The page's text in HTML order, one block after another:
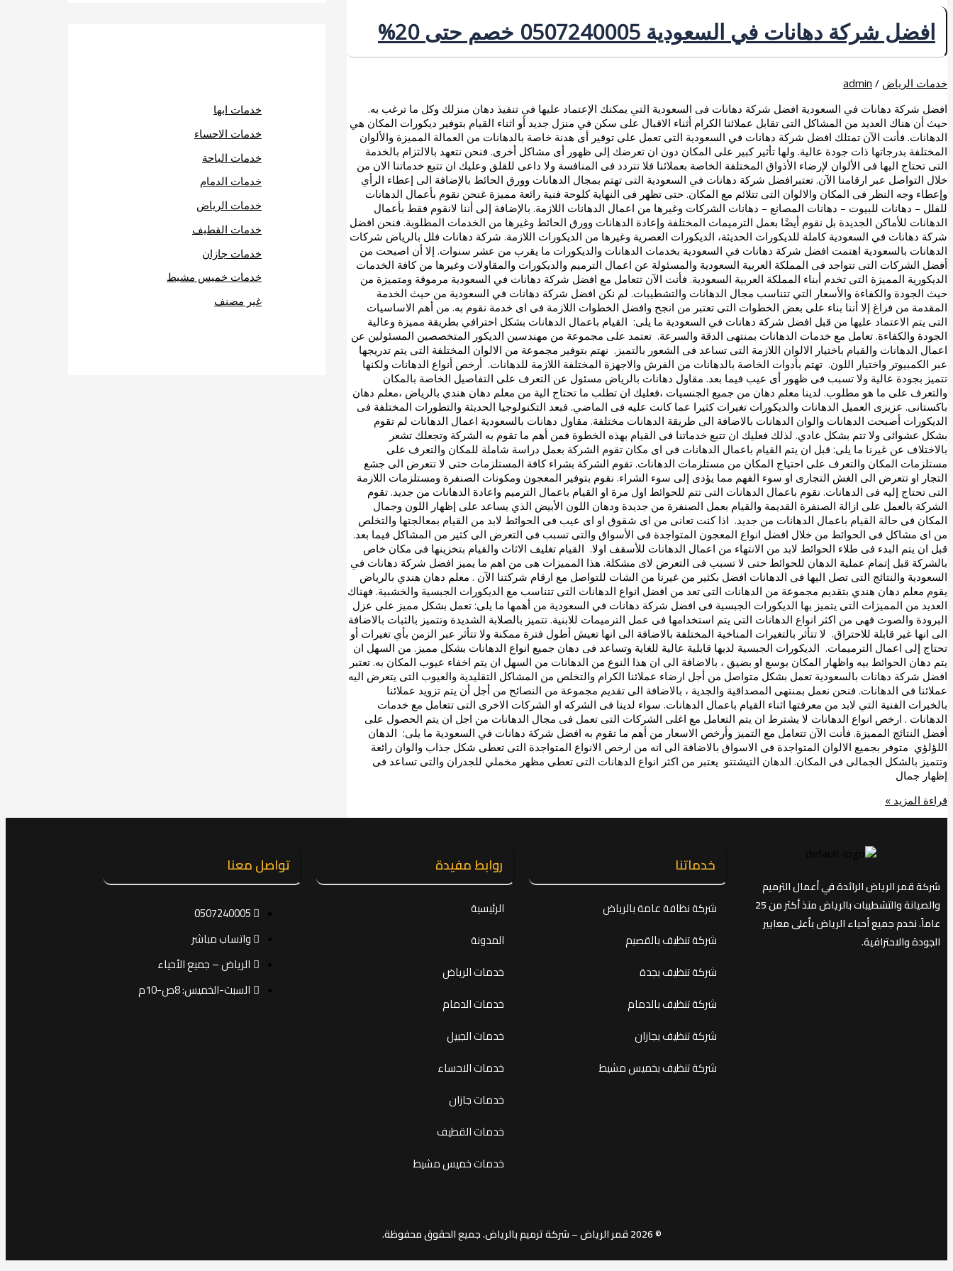
افضل شركة دهانات في السعودية 0507240005 خصم حتى 20%
خدمات الرياض /
admin
افضل شركة دهانات في السعودية افضل شركة دهانات فى السعودية التي يمكنك الإعتماد عليها في تنفيذ دهان منزلك وكل ما ترغب به.
حيث أن هناك العديد من المشاكل التى تقابل عملائنا الكرام أثناء الاقبال على سكن في منزل جديد أو اثناء القيام بتوفير ديكورات المكان هي
الدهانات. فأنت الآن تمتلك افضل شركة دهانات في السعودية التى تعمل على توفير أى هدنة خاصة بالدهانات من العمالة المميزة والألوان
المختلفة بدرجاتها ذات جودة عالية. ولها تأثير كبير على المكان دون ان تعرضك إلى ظهور أى مشاكل أخرى. فنحن نتعهد بالالتزام بالخدمة
التى تحتاج اليها فى الألوان لإرضاء الأذواق المختلفة الخاصة بعملائنا فلا تتردد فى المنافسة ولا داعى للقلق وعليك ان تتبع خدماتنا الان من
خلال التواصل عبر ارقامنا الآن. تعتبرافضل شركة دهانات في السعودية التى تهتم بمجال الدهانات وورق الحائط بالإضافة الى إعطاء الرأي
وإعطاء وجه النظر فى المكان والالوان التى تتلائم مع المكان. حتى تظهر فى النهاية كلوحة فنية رائعة مميزة غنحن نقوم بأعمال الدهانات
للفلل – دهانات للبيوت – دهانات المصانع – دهانات الشركات وغيرها من اعمال الدهانات اللازمة. بالإضافة إلى أننا لانقوم فقط بأعمال
الدهانات للأماكن الجديدة بل نقوم أيضًا بعمل الترميمات المختلفة وإعادة الدهانات وورق الحائط وغيرها من الخدمات المطلوبة. فنحن افضل
شركة دهانات في السعودية كاملة للديكورات الحديثة، الديكورات العصرية وغيرها من الديكورات اللازمة. شركة دهانات فلل بالرياض شركات
الدهانات بالسعودية اهتمت افضل شركة دهانات في السعودية بخدمات الدهانات والديكورات ما يقرب من عشر سنوات. إلا أن اصبحت من
أفضل الشركات التى تتواجد فى المملكة العربية السعودية والمسئولة عن اعمال الترميم والديكورات والمقاولات وغيرها من كافة الخدمات
الديكورية المميزة التى تخدم أبناء المملكة العربية السعودية. فأنت الآن تتعامل مع افضل شركة دهانات في السعودية مرموقة ومتميزة من
حيث الجودة والكفاءة والأسعار التي تتناسب مجال الدهانات والتشطيبات. لم نكن افضل شركة دهانات في السعودية من حيث الخدمة
المقدمة من فراغ إلا أننا بناء على بعض الخطوات التى تعتبر من انجح وافضل الخطوات اللازمة فى اى خدمة نقوم به. من أهم الاساسيات
التى يتم الاعتماد عليها من قبل افضل شركة دهانات في السعودية ما يلى: القيام باعمال الدهانات بشكل احترافي بطريقة مميزة وعالية
الجودة والكفاءة. تعامل مع خدمات الدهانات بمنتهى الدقة والسرعة. تعتمد على مجموعة من مهندسين الديكور المتخصصين المسئولين عن
اعمال الدهانات والقيام باختيار الالوان اللازمة التى تساعد فى الشعور بالتميز. نهتم بتوفير مجموعة من الالوان المختلفة التى يتم تدريجها
عبر الكمبيوتر واختيار اللون. تهتم بأدوات الخاصة بالدهانات من الفرش والاجهزة المختلفة اللازمة للدهانات. أرخص أنواع الدهانات ولكنها
تتميز بجودة عالية ولا تسبب فى ظهور أى عيب فيما بعد. مقاول دهانات بالرياض مسئول عن التعرف على التفاصيل الخاصة بالمكان
والتعرف على ما هو مطلوب. لدينا معلم دهان من جميع الجنسيات ،فعليك ان تطلب ما تحتاج الية من معلم دهان هندي بالرياض ،معلم دهان
باكستانى. عزيزى العميل الدهانات والديكورات تغيرات كثيرا عما كانت عليه فى الماضي. فبعد التكنولوجيا الحديثة والتطورات المختلفة فى
الديكورات أصبحت الدهانات والوان الدهانات بالاضافة الى طريقة الدهانات مختلفة. مقاول دهانات بالسعودية اعمال الدهانات لم تقوم
بشكل عشوائى ولا تتم بشكل عادي. لذلك فعليك ان تتبع خدماتنا فى القيام بهذه الخطوة فمن أهم ما تقوم به الشركة وتجعلك تشعر
بالاختلاف عن غيرنا ما يلى: قبل ان يتم القيام باعمال الدهانات فى اى مكان تقوم الشركة بعمل دراسة شاملة للمكان والتعرف على
مستلزمات المكان والتعرف على احتياج المكان من مستلزمات الدهانات. تقوم الشركة بشراء كافة المستلزمات حتى لا تتعرض الى جشع
التجار او تتعرض الى الغش التجارى او سوء الفهم مما يؤدى إلى سوء الشراء. نقوم بتوفير المعجون ومكونات الصنفرة ومستلزمات اللازمة
التى تحتاج إليه فى الدهانات. نقوم باعمال الدهانات التى تتم للحوائط اول مرة او القيام باعمال الترميم واعادة الدهانات من جديد. تقوم
الشركة بالعمل على ازالة الصنفرة القديمة والقيام بعمل الصنفرة من جديدة ودهان اللون الأبيض الذي يساعد على إظهار اللون وجمال
المكان فى حالة القيام باعمال الدهانات من جديد. اذا كنت تعانى من اى شقوق او اى عيب فى الحوائط لابد من القيام بمعالجتها والتخلص
من اى مشاكل فى الحوائط من خلال افضل انواع المعجون المتواجدة فى الأسواق والتى تسبب فى التعرض الى كثير من المشاكل فيما بعد.
قبل ان يتم البدء فى طلاء الحوائط لابد من الانتهاء من اعمال الدهانات للأسقف اولا. القيام تغليف الاثاث والقيام بتخزينها فى مكان خاص
بالشركة قبل إتمام عملية الدهان للحوائط حتى لا تسبب فى التعرض لاى مشكلة. هذا المميزات هى من اهم ما يميز افضل شركة دهانات في
السعودية والنتائج التى تصل اليها فى الدهانات افضل بكثير من غيرنا من الشات للتواصل مع ارقام شركتنا الآن . معلم دهان هندي بالرياض
يقوم معلم دهان هندي بتقديم مجموعة من الدهانات التى تعد من افضل انواع الدهانات التى تتناسب مع الديكورات الجبسية والخشبية. فهناك
العديد من المميزات التى يتميز بها الديكورات الجبسية فى افضل شركة دهانات في السعودية من أهمها ما يلى: تعمل بشكل مميز على عزل
البرودة والصوت فهى من اكثر انواع الدهانات التى يتم استخدامها فى عمل الترميمات للابنية. تتميز بالصلابة الشديدة وتتميز بالثبات بالاضافة
الى انها غير قابلة للاحتراق. لا تتأثر بالتغيرات المناخية المختلفة بالاضافة الى انها تعيش أطول فترة ممكنة ولا تتأثر عبر الزمن بأي تغيرات أو
تحتاج إلى اعمال الترميمات. الديكورات الجبسية لديها قابلية عالية للغاية وتساعد فى دهان جميع انواع الدهانات بشكل مميز. من السهل ان
يتم دهان الحوائط بيه واظهار المكان بوسع او بضيق ، بالاضافة الى ان هذا النوع من الدهانات من السهل ان يتم اخفاء عيوب المكان به. تعتبر
افضل شركة دهانات بالسعودية تعمل بشكل متواصل من أجل ارضاء عملائنا الكرام والتخلص من المشاكل التقليدية والعيوب التى يتعرض اليه
عملائنا فى الدهانات. فنحن نعمل بمنتهى المصداقية والجدية ، بالاضافة الى تقديم مجموعة من النصائح من أجل أن يتم تزويد عملائنا
بالخبرات الفنية التي لابد من معرفتها اثناء القيام باعمال الدهانات. سواء لدينا فى الشركه او الشركات الاخرى التى تتعامل مع خدمات
الدهانات . ارخص انواع الدهانات لا يشترط ان يتم التعامل مع اغلى الشركات التى تعمل فى مجال الدهانات من اجل ان يتم الحصول على
أفضل النتائج المميزة. فأنت الآن تتعامل مع التميز وأرخص الاسعار من أهم ما تقوم به افضل شركة دهانات في السعودية ما يلى: الدهان
اللؤلؤي متوفر بجميع الالوان المتواجدة فى الاسواق بالاضافة الى انه من ارخص الانواع المتواجدة التى تعطى شكل جذاب والوان رائعة
وتتميز بالشكل الجمالى فى المكان. الدهان التيشتتو يعتبر من اكثر انواع الدهانات التى تعطى مظهر مخملي للجدران والتى تساعد فى
إظهار جمال
قراءة المزيد »
خدمات ابها
خدمات الاحساء
خدمات الباحة
خدمات الدمام
خدمات الرياض
خدمات القطيف
خدمات جازان
خدمات خميس مشيط
غير مصنف
شركة قمر الرياض الرائدة في أعمال الترميم
والصيانة والتشطيبات بالرياض منذ أكثر من 25
عاماً. نخدم جميع أحياء الرياض بأعلى معايير
الجودة والاحترافية.
خدماتنا
شركة نظافة عامة بالرياض
شركة تنظيف بالقصيم
شركة تنظيف بجدة
شركة تنظيف بالدمام
شركة تنظيف بجازان
شركة تنظيف بخميس مشيط
روابط مفيدة
الرئيسية
المدونة
خدمات الرياض
خدمات الدمام
خدمات الجبيل
خدمات الاحساء
خدمات جازان
خدمات القطيف
خدمات خميس مشيط
تواصل معنا
0507240005
واتساب مباشر
الرياض – جميع الأحياء
السبت-الخميس: 8ص-10م
© 2026 قمر الرياض – شركة ترميم بالرياض. جميع الحقوق محفوظة.